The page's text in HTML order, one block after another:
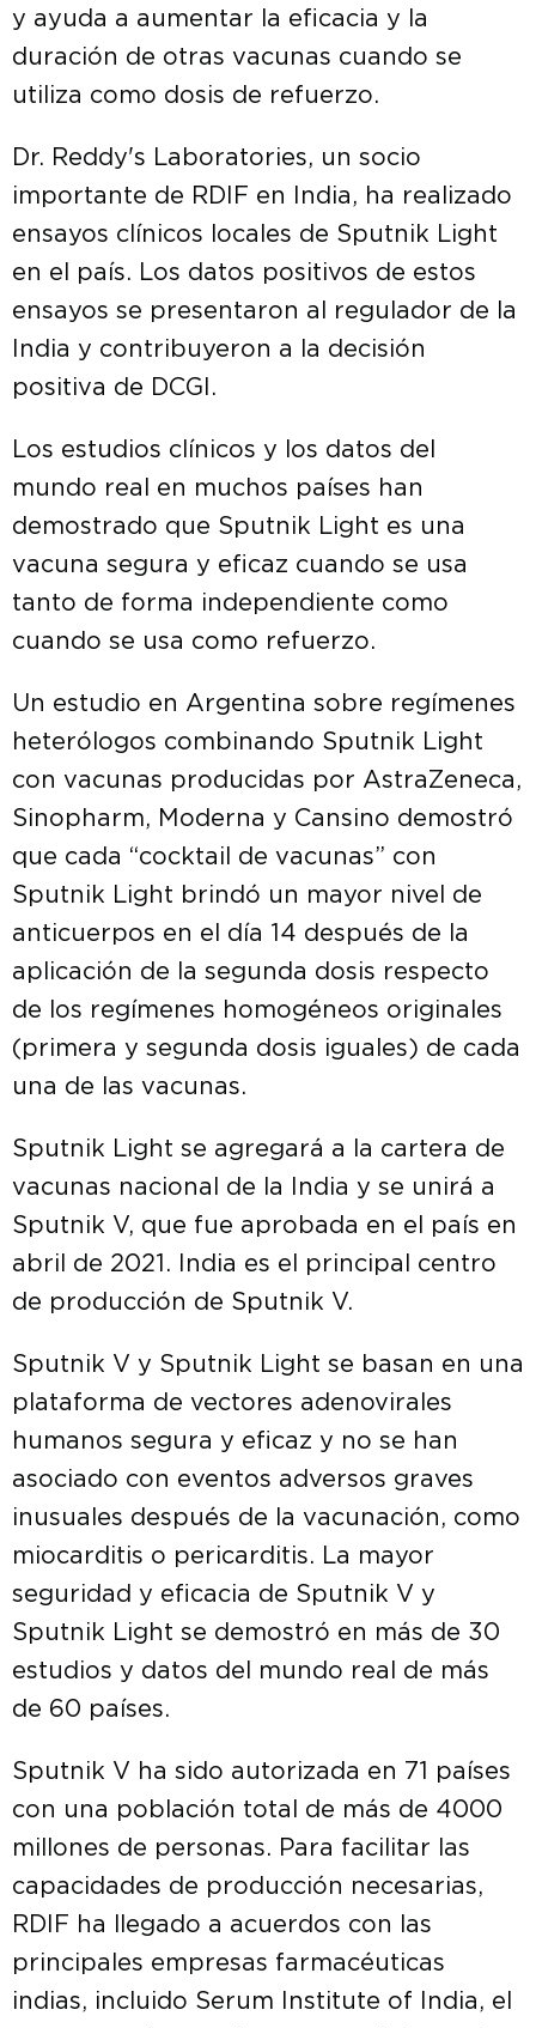
y ayuda a aumentar la eficacia y la
duración de otras vacunas cuando se
utiliza como dosis de refuerzo.
Dr. Reddy's Laboratories, un socio
importante de RDIF en India, ha realizado
ensayos clínicos locales de Sputnik Light
en el país. Los datos positivos de estos
ensayos se presentaron al regulador de la
India y contribuyeron a la decisión
positiva de DCGI.
Los estudios clínicos y los datos del
mundo real en muchos países han
demostrado que Sputnik Light es una
vacuna segura y eficaz cuando se usa
tanto de forma independiente como
cuando se usa como refuerzo.
Un estudio en Argentina sobre regímenes
heterólogos combinando Sputnik Light
con vacunas producidas por AstraZeneca,
Sinopharm, Moderna y Cansino demostró
que cada “cocktail de vacunas” con
Sputnik Light brindó un mayor nivel de
anticuerpos en el día 14 después de la
aplicación de la segunda dosis respecto
de los regímenes homogéneos originales
(primera y segunda dosis iguales) de cada
una de las vacunas.
Sputnik Light se agregará a la cartera de
vacunas nacional de la India y se unirá a
Sputnik V, que fue aprobada en el país en
abril de 2021. India es el principal centro
de producción de Sputnik V.
Sputnik V y Sputnik Light se basan en una
plataforma de vectores adenovirales
humanos segura y eficaz y no se han
asociado con eventos adversos graves
inusuales después de la vacunación, como
miocarditis o pericarditis. La mayor
seguridad y eficacia de Sputnik V y
Sputnik Light se demostró en más de 30
estudios y datos del mundo real de más
de 60 países.
Sputnik V ha sido autorizada en 71 países
con una población total de más de 4000
millones de personas. Para facilitar las
capacidades de producción necesarias,
RDIF ha llegado a acuerdos con las
principales empresas farmacéuticas
indias, incluido Serum Institute of India, el